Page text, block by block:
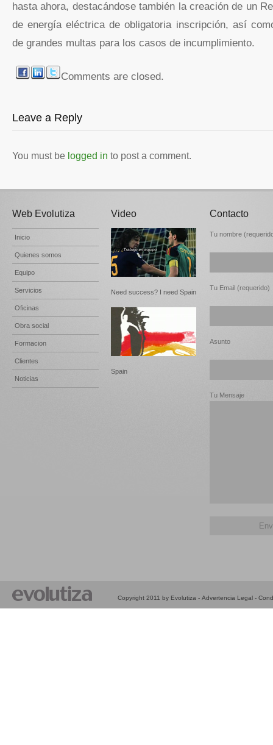
hasta ahora, destacándose también la creación de un
de energía eléctrica de obligatoria inscripción, así
de grandes multas para los casos de incumplimiento.
Comments are closed.
Leave a Reply
You must be logged in to post a comment.
Web Evolutiza
Inicio
Quienes somos
Equipo
Servicios
Oficinas
Obra social
Formacion
Clientes
Noticias
Video
Need success? I need Spain
Spain
Contacto
Tu nombre
Tu Email (requerido)
Asunto
Tu Mensaje
Copyright 2011 by Evolutiza - Advertencia Legal -